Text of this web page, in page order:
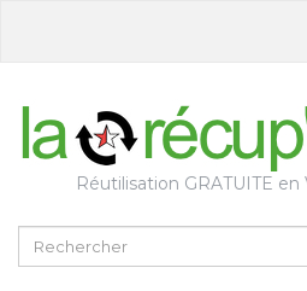
Réutilisation GRATUITE en